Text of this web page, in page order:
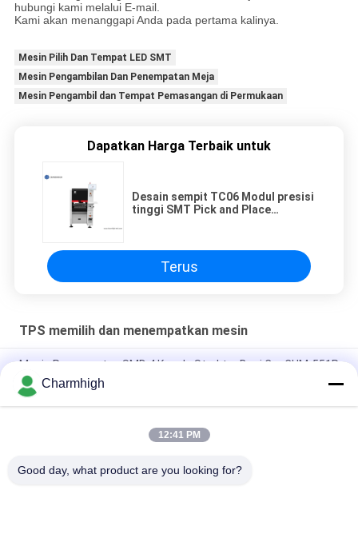
hubungi kami melalui E-mail.
Kami akan menanggapi Anda pada pertama kalinya.
Mesin Pilih Dan Tempat LED SMT
Mesin Pengambilan Dan Penempatan Meja
Mesin Pengambil dan Tempat Pemasangan di Permukaan
Dapatkan Harga Terbaik untuk
Desain sempit TC06 Modul presisi
tinggi SMT Pick and Place
Terus
TPS memilih dan menempatkan mesin
Mesin Penempatan SMD 4 Kepala Struktur Besi Cor CHM-551P
Desain sempit TC06 Modul presisi tinggi SMT Pick and Place
Machine 6 Kepala Dukungan 01005
Charmhigh TM08 PCBA Manufaktur Mesin Penempatan
Charmhigh
12:41 PM
Good day, what product are you looking for?